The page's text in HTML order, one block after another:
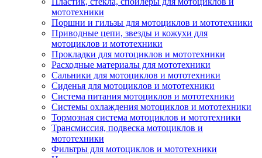
мототехники
Поршни и гильзы для мотоциклов и мототехники
Приводные цепи, звезды и кожухи для
мотоциклов и мототехники
Прокладки для мотоциклов и мототехники
Расходные материалы для мототехники
Сальники для мотоциклов и мототехники
Сиденья для мотоциклов и мототехники
Система питания мотоциклов и мототехники
Системы охлаждения мотоциклов и мототехники
Тормозная система мотоциклов и мототехники
Трансмиссия, подвеска мотоциклов и
мототехники
Фильтры для мотоциклов и мототехники